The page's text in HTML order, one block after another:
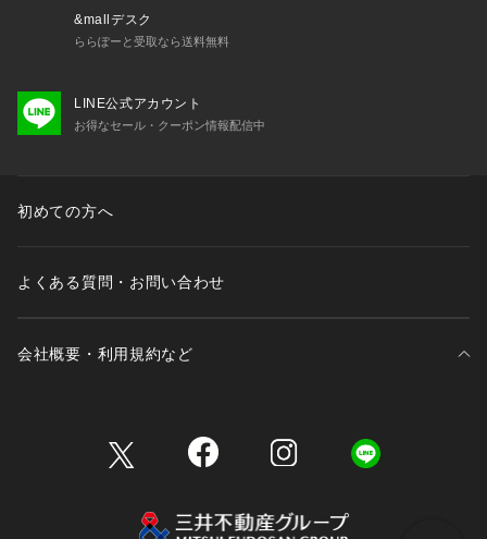
&mallデスク
ららぽーと受取なら送料無料
LINE公式アカウント
お得なセール・クーポン情報配信中
初めての方へ
よくある質問・お問い合わせ
会社概要・利用規約など